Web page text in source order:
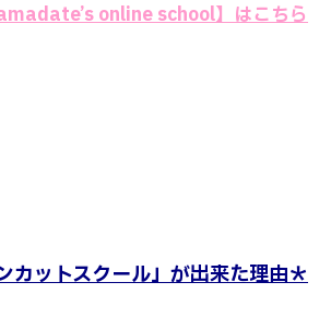
online school】はこちら
カットスクール」が出来た理由＊